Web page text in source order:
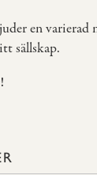
en varierad
sällskap.